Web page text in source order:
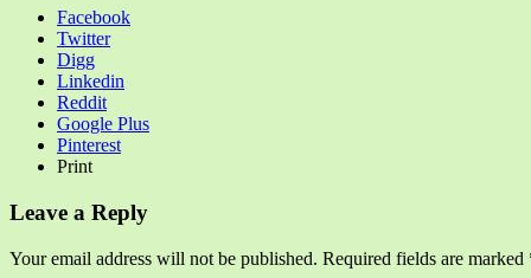
Facebook
Twitter
Digg
Linkedin
Reddit
Google Plus
Pinterest
Print
Leave a Reply
Your email address will not be published. Required fields are marked